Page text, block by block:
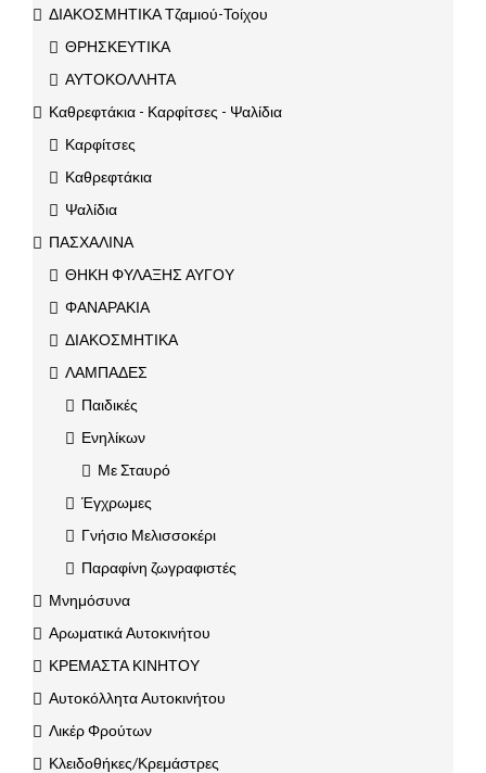
ΔΙΑΚΟΣΜΗΤΙΚΑ Τζαμιού-Τοίχου
ΘΡΗΣΚΕΥΤΙΚΑ
ΑΥΤΟΚΟΛΛΗΤΑ
Καθρεφτάκια - Καρφίτσες - Ψαλίδια
Καρφίτσες
Καθρεφτάκια
Ψαλίδια
ΠΑΣΧΑΛΙΝΑ
ΘΗΚΗ ΦΥΛΑΞΗΣ ΑΥΓΟΥ
ΦΑΝΑΡΑΚΙΑ
ΔΙΑΚΟΣΜΗΤΙΚΑ
ΛΑΜΠΑΔΕΣ
Παιδικές
Ενηλίκων
Με Σταυρό
Έγχρωμες
Γνήσιο Μελισσοκέρι
Παραφίνη ζωγραφιστές
Μνημόσυνα
Αρωματικά Αυτοκινήτου
ΚΡΕΜΑΣΤΑ ΚΙΝΗΤΟΥ
Αυτοκόλλητα Αυτοκινήτου
Λικέρ Φρούτων
Κλειδοθήκες/Κρεμάστρες